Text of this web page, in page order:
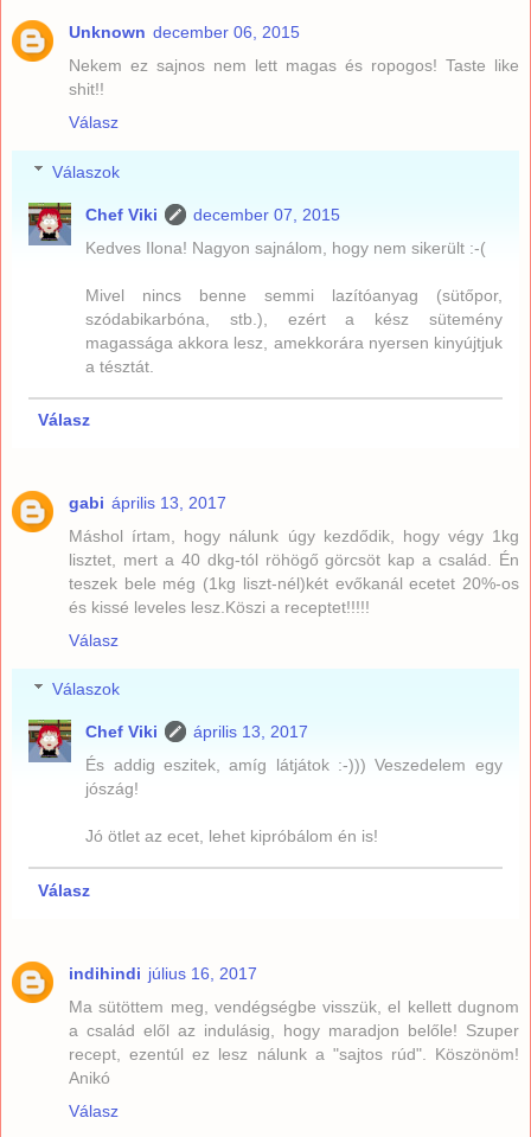
Unknown december 06, 2015
Nekem ez sajnos nem lett magas és ropogos! Taste like
shit!!
Válasz
Válaszok
Chef Viki
december 07, 2015
Kedves Ilona! Nagyon sajnálom, hogy nem sikerült :-(
Mivel nincs benne semmi lazítóanyag (sütőpor,
szódabikarbóna, stb.), ezért a kész sütemény
magassága akkora lesz, amekkorára nyersen kinyújtjuk
a tésztát.
Válasz
gabi április 13, 2017
Máshol írtam, hogy nálunk úgy kezdődik, hogy végy 1kg
lisztet, mert a 40 dkg-tól röhögő görcsöt kap a család. Én
teszek bele még (1kg liszt-nél)két evőkanál ecetet 20%-os
és kissé leveles lesz.Köszi a receptet!!!!!
Válasz
Válaszok
Chef Viki
április 13, 2017
És addig eszitek, amíg látjátok :-))) Veszedelem egy
jószág!
Jó ötlet az ecet, lehet kipróbálom én is!
Válasz
indihindi július 16, 2017
Ma sütöttem meg, vendégségbe visszük, el kellett dugnom
a család elől az indulásig, hogy maradjon belőle! Szuper
recept, ezentúl ez lesz nálunk a "sajtos rúd". Köszönöm!
Anikó
Válasz